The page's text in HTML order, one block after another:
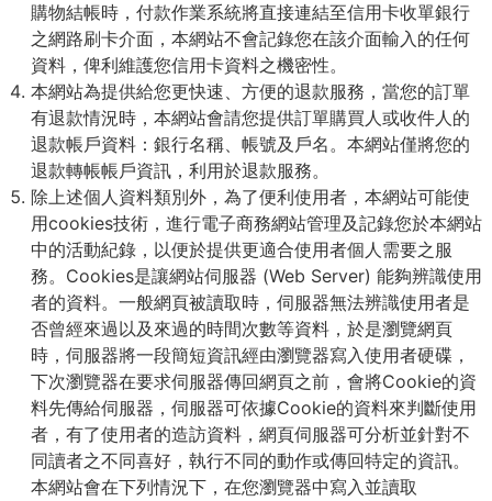
購物結帳時，付款作業系統將直接連結至信用卡收單銀行
之網路刷卡介面，本網站不會記錄您在該介面輸入的任何
資料，俾利維護您信用卡資料之機密性。
本網站為提供給您更快速、方便的退款服務，當您的訂單
有退款情況時，本網站會請您提供訂單購買人或收件人的
退款帳戶資料：銀行名稱、帳號及戶名。本網站僅將您的
退款轉帳帳戶資訊，利用於退款服務。
除上述個人資料類別外，為了便利使用者，本網站可能使
用cookies技術，進行電子商務網站管理及記錄您於本網站
中的活動紀錄，以便於提供更適合使用者個人需要之服
務。Cookies是讓網站伺服器 (Web Server) 能夠辨識使用
者的資料。一般網頁被讀取時，伺服器無法辨識使用者是
否曾經來過以及來過的時間次數等資料，於是瀏覽網頁
時，伺服器將一段簡短資訊經由瀏覽器寫入使用者硬碟，
下次瀏覽器在要求伺服器傳回網頁之前，會將Cookie的資
料先傳給伺服器，伺服器可依據Cookie的資料來判斷使用
者，有了使用者的造訪資料，網頁伺服器可分析並針對不
同讀者之不同喜好，執行不同的動作或傳回特定的資訊。
本網站會在下列情況下，在您瀏覽器中寫入並讀取